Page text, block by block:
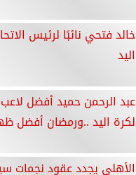
خالد فتحي نائبًا لرئيس
اليد
عبد الرحمن حميد أفضل
لكرة اليد ..ورمضان أفضل
الأهلي يجدد عقود نجمات